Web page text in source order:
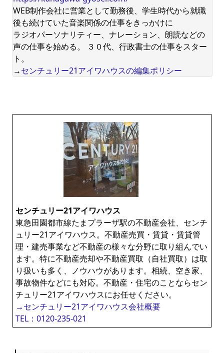
WEB制作会社に営業として勤務後、学生時代から就職
後も続けていた音楽関係の仕事をきっかけに
ラジオパーソナリティー、ナレーション、朗読などの
声の仕事を始める。 ３０代、行政書士の仕事をスター
ト。
→センチュリー21アイワハウスの編集ポリシー
センチュリー21アイワハウス
東急田園都市線たまプラーザ駅の不動産会社、センチ
ュリー21アイワハウス。不動産売買・賃貸・賃貸管
理・建売事業など不動産の様々な分野に取り組んでい
ます。特に不動産売却や不動産買取（自社買取）は取
り扱いも多く、ノウハウがあります。相続、空き家、
事故物件などにも対応。不動産・住宅のことならセン
チュリー21アイワハウスにお任せください。
→センチュリー21アイワハウス会社概要
TEL：0120-235-021